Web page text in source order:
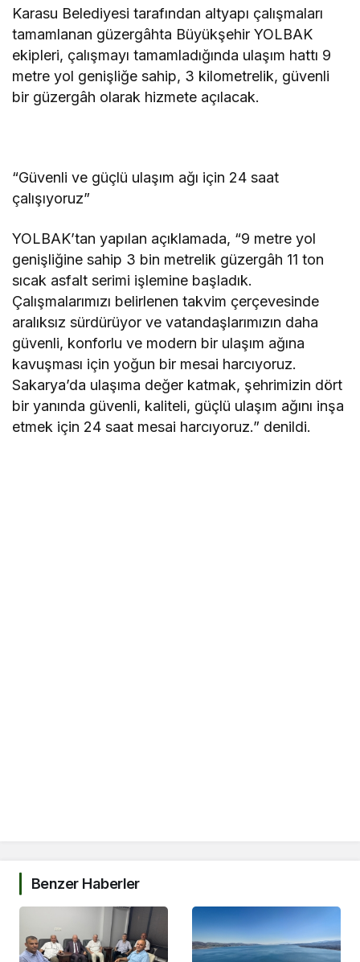
Karasu Belediyesi tarafından altyapı çalışmaları
tamamlanan güzergâhta Büyükşehir YOLBAK
ekipleri, çalışmayı tamamladığında ulaşım hattı 9
metre yol genişliğe sahip, 3 kilometrelik, güvenli
bir güzergâh olarak hizmete açılacak.
“Güvenli ve güçlü ulaşım ağı için 24 saat
çalışıyoruz”
YOLBAK’tan yapılan açıklamada, “9 metre yol
genişliğine sahip 3 bin metrelik güzergâh 11 ton
sıcak asfalt serimi işlemine başladık.
Çalışmalarımızı belirlenen takvim çerçevesinde
aralıksız sürdürüyor ve vatandaşlarımızın daha
güvenli, konforlu ve modern bir ulaşım ağına
kavuşması için yoğun bir mesai harcıyoruz.
Sakarya’da ulaşıma değer katmak, şehrimizin dört
bir yanında güvenli, kaliteli, güçlü ulaşım ağını inşa
etmek için 24 saat mesai harcıyoruz.” denildi.
Benzer Haberler